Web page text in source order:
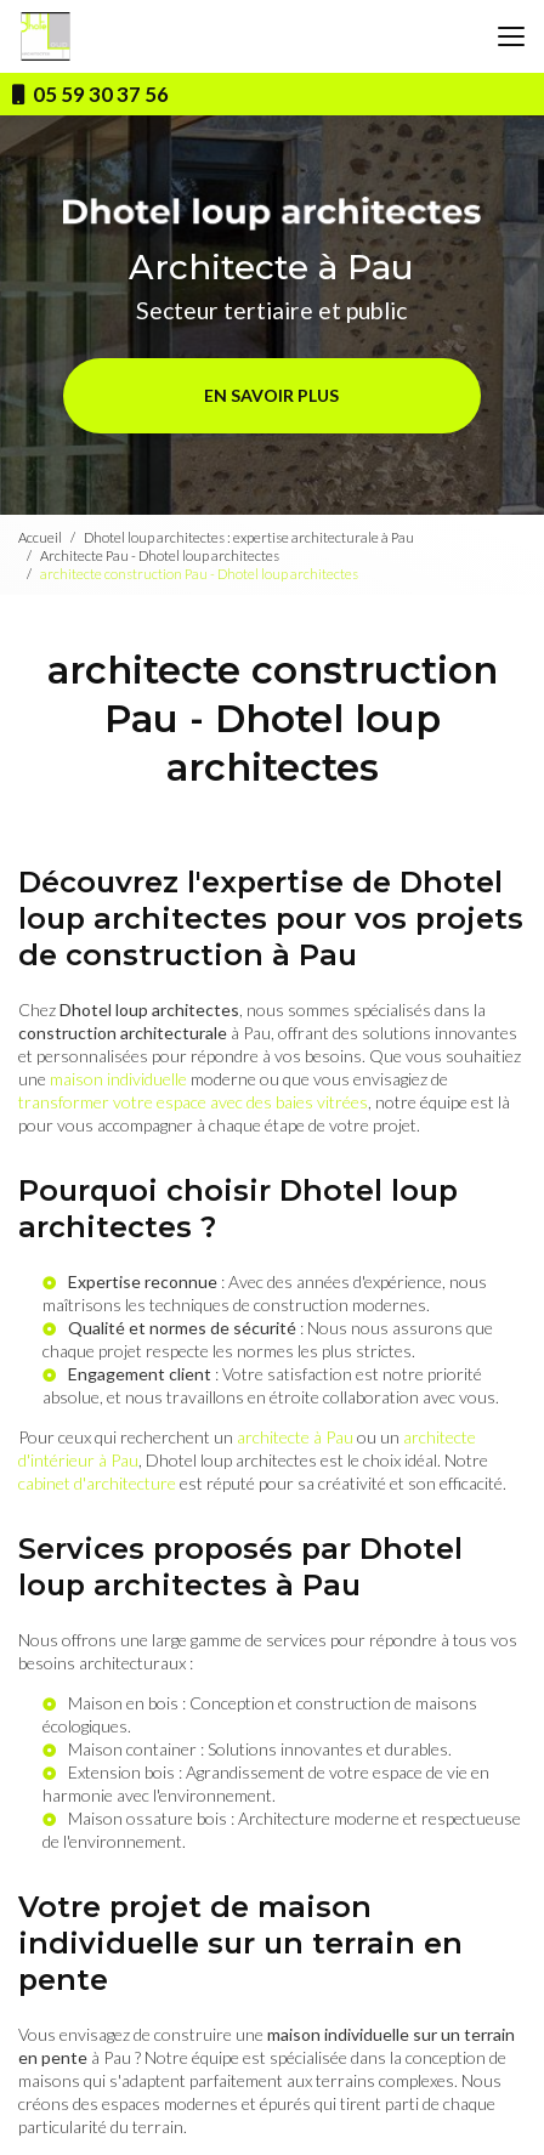
Aller
contenu
principal
05 59 30 37 56
Architecte à Pau
Secteur tertiaire et public
EN SAVOIR PLUS
Accueil
Dhotel loup architectes : expertise architecturale à Pau
Architecte Pau - Dhotel loup architectes
architecte construction Pau - Dhotel loup architectes
architecte construction
Pau - Dhotel loup
architectes
Découvrez l'expertise de Dhotel
loup architectes pour vos projets
de construction à Pau
ChezDhotel loup architectes , nous sommes spécialisés dans la
construction architecturale à Pau, offrant des solutions innovantes
et personnalisées pour répondre à vos besoins. Que vous souhaitiez
une maison individuelle moderne ou que vous envisagiez de
transformer votre espace avec des baies vitrées , notre équipe est là
pour vous accompagner à chaque étape de votre projet.
Pourquoi choisir Dhotel loup
architectes ?
Expertise reconnue : Avec des années d'expérience, nous
maîtrisons les techniques de construction modernes.
Qualité et normes de sécurité : Nous nous assurons que
chaque projet respecte les normes les plus strictes.
Engagement client : Votre satisfaction est notre priorité
absolue, et nous travaillons en étroite collaboration avec vous.
Pour ceux qui recherchent un architecte à Pau ou un architecte
d'intérieur à Pau , Dhotel loup architectes est le choix idéal. Notre
cabinet d'architecture est réputé pour sa créativité et son efficacité.
Services proposés par Dhotel
loup architectes à Pau
Nous offrons une large gamme de services pour répondre à tous vos
besoins architecturaux :
Maison en bois : Conception et construction de maisons
écologiques.
Maison container : Solutions innovantes et durables.
Extension bois : Agrandissement de votre espace de vie en
harmonie avec l'environnement.
Maison ossature bois : Architecture moderne et respectueuse
de l'environnement.
Votre projet de maison
individuelle sur un terrain en
pente
Vous envisagez de construire une maison individuelle sur un terrain
en pente à Pau ? Notre équipe est spécialisée dans la conception de
maisons qui s'adaptent parfaitement aux terrains complexes. Nous
créons des espaces modernes et épurés qui tirent parti de chaque
particularité du terrain.